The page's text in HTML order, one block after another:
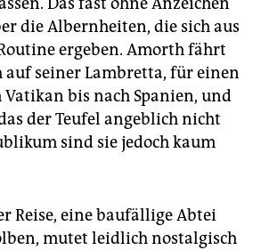
die Albernheiten, die sich aus
ergeben. Amorth fährt
seiner Lambretta, für einen
bis nach Spanien, und
der Teufel angeblich nicht
sind sie jedoch kaum
Reise, eine baufällige Abtei
mutet leidlich nostalgisch